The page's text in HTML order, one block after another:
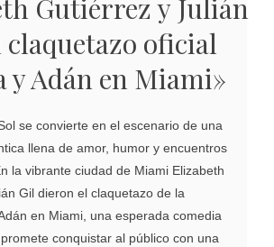
Gutiérrez y Julián
claquetazo oficial
y Adán en Miami»
se convierte en el escenario de una
llena de amor, humor y encuentros
la vibrante ciudad de Miami Elizabeth
Gil dieron el claquetazo de la
en Miami, una esperada comedia
conquistar al público con una